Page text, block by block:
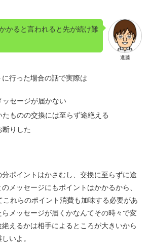
進藤
かると言われると先が続け難
行った場合の話で実際は
セージが届かない
たものの交換には至らず途絶える
断りした
ポイントはかさむし、交換に至らずに途
メッセージにもポイントはかかるから、
れらのポイント消費も加味する必要があ
メッセージが届くかなんてその時々で変
えるかは相手によるところが大きいから
いよ。